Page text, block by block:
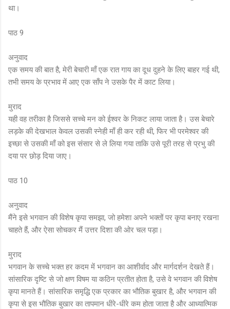
था।
पाठ 9
अनुवाद
एक समय की बात है, मेरी बेचारी माँ एक रात गाय का दूध दुहने के लिए बाहर गई थी,
तभी समय के प्रभाव में आए एक साँप ने उसके पैर में काट लिया।
मुराद
यही वह तरीका है जिससे सच्चे मन को ईश्वर के निकट लाया जाता है। उस बेचारे
लड़के की देखभाल केवल उसकी स्नेही माँ ही कर रही थी, फिर भी परमेश्वर की
इच्छा से उसकी माँ को इस संसार से ले लिया गया ताकि उसे पूरी तरह से प्रभु की
दया पर छोड़ दिया जाए।
पाठ 10
अनुवाद
मैंने इसे भगवान की विशेष कृपा समझा, जो हमेशा अपने भक्तों पर कृपा बनाए रखना
चाहते हैं, और ऐसा सोचकर मैं उत्तर दिशा की ओर चल पड़ा।
मुराद
भगवान के सच्चे भक्त हर कदम में भगवान का आशीर्वाद और मार्गदर्शन देखते हैं।
सांसारिक दृष्टि से जो क्षण विषम या कठिन प्रतीत होता है, उसे वे भगवान की विशेष
कृपा मानते हैं। सांसारिक समृद्धि एक प्रकार का भौतिक बुखार है, और भगवान की
कृपा से इस भौतिक बुखार का तापमान धीरे-धीरे कम होता जाता है और आध्यात्मिक